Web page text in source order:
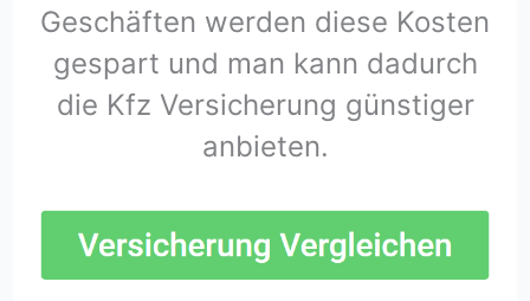
Geschäften werden diese Kosten
gespart und man kann dadurch
die Kfz Versicherung günstiger
anbieten.